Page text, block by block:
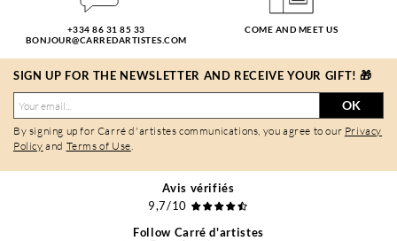
+334 86 31 85 33
BONJOUR@CARREDARTISTES.COM
COME AND MEET US
SIGN UP FOR THE NEWSLETTER AND RECEIVE YOUR GIFT! 🎁
OK
By signing up for Carré d'artistes communications, you agree to our Privacy
Policy and Terms of Use.
Avis vérifiés
9,7/10
Follow Carré d'artistes